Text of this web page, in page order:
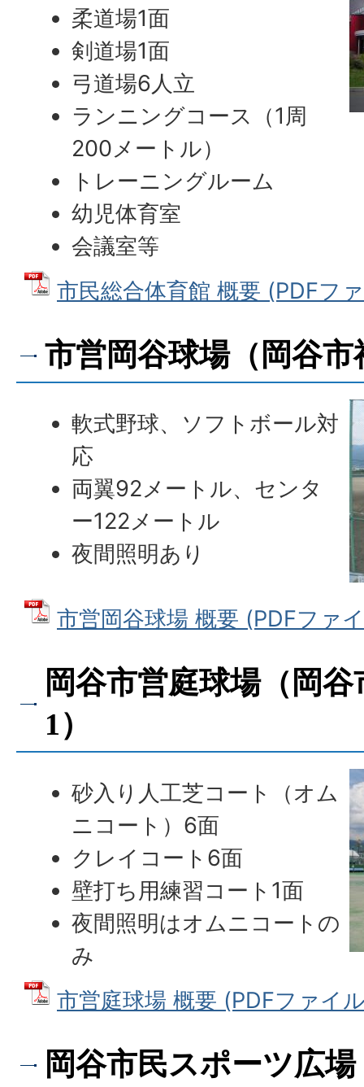
柔道場1面
剣道場1面
弓道場6人立
ランニングコース（1周
200メートル）
トレーニングルーム
幼児体育室
会議室等
市民総合体育館 概要 (PDFフ
市営岡谷球場（岡谷市
軟式野球、ソフトボール対
応
両翼92メートル、センタ
ー122メートル
夜間照明あり
市営岡谷球場 概要 (PDFファ
岡谷市営庭球場（岡谷
1）
砂入り人工芝コート（オム
ニコート）6面
クレイコート6面
壁打ち用練習コート1面
夜間照明はオムニコートの
み
市営庭球場 概要 (PDFファイ
岡谷市民スポーツ広場